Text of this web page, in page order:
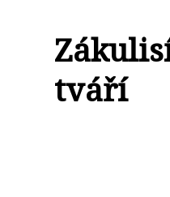
tváří